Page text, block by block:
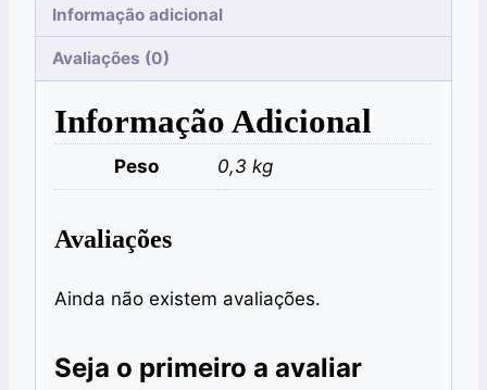
Informação adicional
Avaliações (0)
Informação Adicional
Peso 0,3 kg
Avaliações
Ainda não existem avaliações.
Seja o primeiro a avaliar